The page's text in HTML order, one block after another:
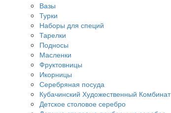
Вазы
Турки
Наборы для специй
Тарелки
Подносы
Масленки
Фруктовницы
Икорницы
Серебряная посуда
Кубачинский Художественный Комбинат
Детское столовое серебро